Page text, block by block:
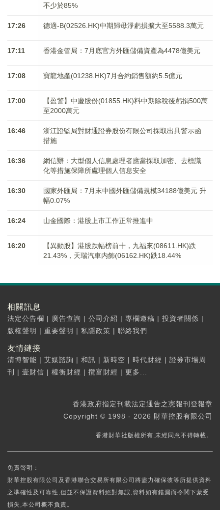
不少於85%
17:26 德適-B(02526.HK)中期歸母淨虧損擴大至5588.3萬元
17:11 香港金管局：7月底官方外匯儲備資產為4478億美元
17:08 寶龍地產(01238.HK)7月合約銷售額約5.5億元
17:00
【盈警】中慶股份(01855.HK)料中期除稅後虧損500萬
至2000萬元
16:46
浙江證監局對財通證券股份有限公司採取出具警示函
措施
16:36
網信辦：大型個人信息處理者應當採取加密、去標識
化等措施保障所處理個人信息安全
16:30
國家外匯局：7月末中國外匯儲備規模34188億美元 升
幅0.07%
16:24 山金國際：港股上市工作正常推進中
16:20
【異動股】港股跌幅榜前十，九福來(08611.HK)跌
21.43%，天瑞汽車内飾(06162.HK)跌18.44%
相關訊息
法定公告欄 | 廣告查詢 | 公司介紹 | 專欄邀稿 | 投資者關係 |
版權聲明 | 重要聲明 | 私隱政策 | 聯絡我們
友情鏈接
清博智能 | 艾媒諮詢 | 和訊 | 新時空 | 時代財經 | 證券市場周
刊
| 壹財信 | 權衡財經 | 攬富財經 | 更多...
香港政府指定刊載法定通告之憲報刊登報章
Copyright © 1998 - 2026 財華控股有限公司
香港財華社版權所有,未經同意不得轉載。
免責聲明：
財華控股有限公司及香港聯合交易所有限公司將盡力確保彼等所提供資料
之準確性及可靠性,但並不保證資料絕對無誤,資料如有錯漏而令閣下蒙受
損失,本公司概不負責。